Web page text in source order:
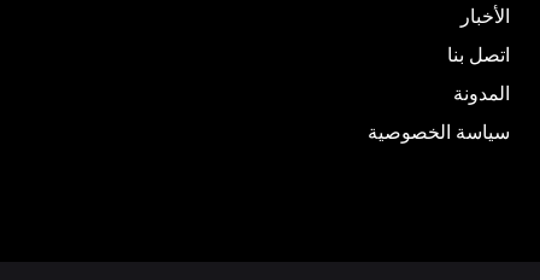
الأخبار
اتصل بنا
المدونة
سياسة الخصوصية